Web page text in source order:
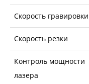
Скорость гравировки
Скорость резки
Контроль мощности
лазера